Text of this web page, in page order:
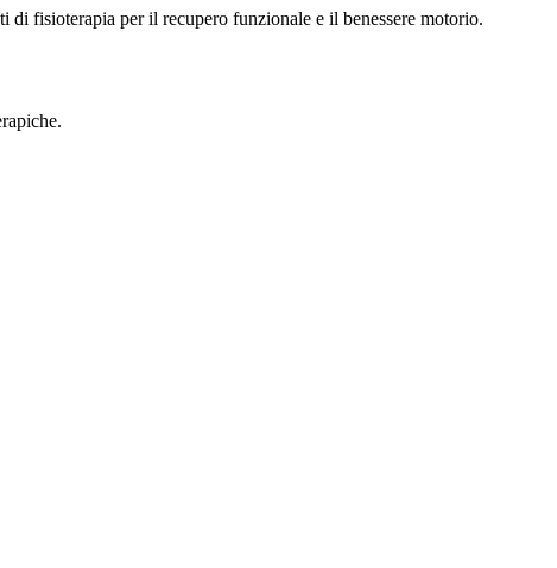
di fisioterapia per il recupero funzionale e il benessere motorio.